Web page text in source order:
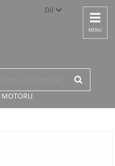
Dil
Türkçe
English
Toggle
MENU
MOTORU